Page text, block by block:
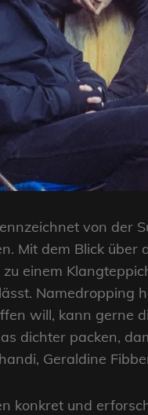
von der
Mit dem Blick über
einem
will, kann gerne
dichter packen,
Geraldine
konkret und